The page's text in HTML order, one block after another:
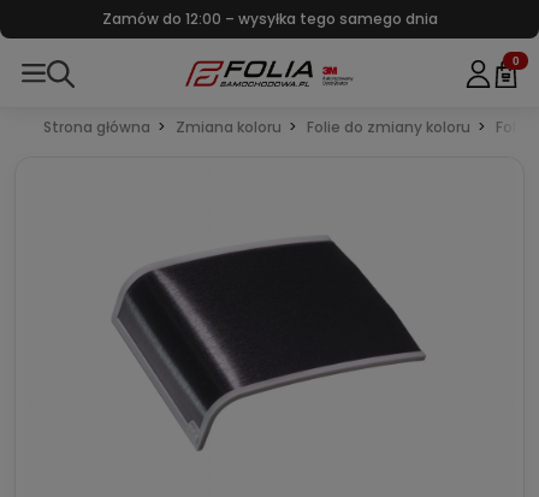
Największy wybór folii w Polsce – tylko znane marki
0
Strona główna Zmiana koloru Folie do zmiany koloru Folie